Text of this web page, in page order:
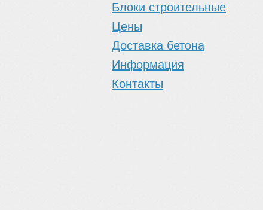
Блоки строительные
Цены
Доставка бетона
Информация
Контакты